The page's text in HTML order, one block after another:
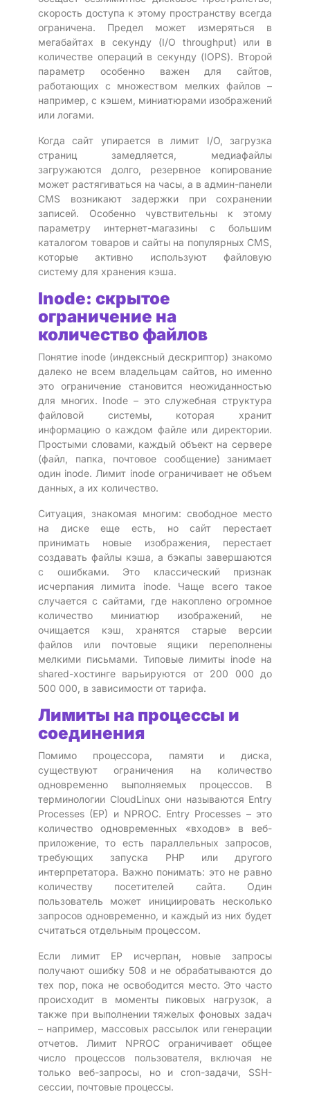
скорость доступа к этому пространству всегда
ограничена. Предел может измеряться в
мегабайтах в секунду (I/O throughput) или в
количестве операций в секунду (IOPS). Второй
параметр особенно важен для сайтов,
работающих с множеством мелких файлов –
например, с кэшем, миниатюрами изображений
или логами.
Когда сайт упирается в лимит I/O, загрузка
страниц замедляется, медиафайлы
загружаются долго, резервное копирование
может растягиваться на часы, а в админ-панели
CMS возникают задержки при сохранении
записей. Особенно чувствительны к этому
параметру интернет-магазины с большим
каталогом товаров и сайты на популярных CMS,
которые активно используют файловую
систему для хранения кэша.
Inode: скрытое
ограничение на
количество файлов
Понятие inode (индексный дескриптор) знакомо
далеко не всем владельцам сайтов, но именно
это ограничение становится неожиданностью
для многих. Inode – это служебная структура
файловой системы, которая хранит
информацию о каждом файле или директории.
Простыми словами, каждый объект на сервере
(файл, папка, почтовое сообщение) занимает
один inode. Лимит inode ограничивает не объем
данных, а их количество.
Ситуация, знакомая многим: свободное место
на диске еще есть, но сайт перестает
принимать новые изображения, перестает
создавать файлы кэша, а бэкапы завершаются
с ошибками. Это классический признак
исчерпания лимита inode. Чаще всего такое
случается с сайтами, где накоплено огромное
количество миниатюр изображений, не
очищается кэш, хранятся старые версии
файлов или почтовые ящики переполнены
мелкими письмами. Типовые лимиты inode на
shared-хостинге варьируются от 200 000 до
500 000, в зависимости от тарифа.
Лимиты на процессы и
соединения
Помимо процессора, памяти и диска,
существуют ограничения на количество
одновременно выполняемых процессов. В
терминологии CloudLinux они называются Entry
Processes (EP) и NPROC. Entry Processes – это
количество одновременных «входов» в веб-
приложение, то есть параллельных запросов,
требующих запуска PHP или другого
интерпретатора. Важно понимать: это не равно
количеству посетителей сайта. Один
пользователь может инициировать несколько
запросов одновременно, и каждый из них будет
считаться отдельным процессом.
Если лимит EP исчерпан, новые запросы
получают ошибку 508 и не обрабатываются до
тех пор, пока не освободится место. Это часто
происходит в моменты пиковых нагрузок, а
также при выполнении тяжелых фоновых задач
– например, массовых рассылок или генерации
отчетов. Лимит NPROC ограничивает общее
число процессов пользователя, включая не
только веб-запросы, но и cron-задачи, SSH-
сессии, почтовые процессы.